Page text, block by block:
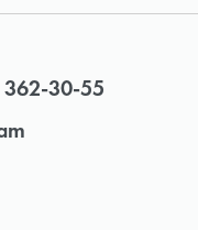
362-30-55